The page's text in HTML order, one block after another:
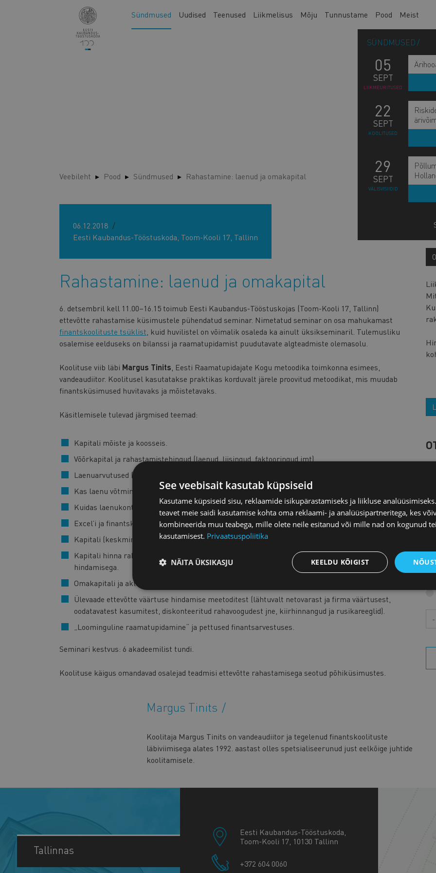
Main
navigation
Sündmused Uudised Teenused Liikmelisus Mõju Tunnustame Pood Meist
SÜNDMUSED
05
SEPT
LIIKMEÜRITUSED
22
SEPT
KOOLITUSED
29
SEPT
VÄLISVISIIDID
Veebileht Pood Sündmused Rahastamine: laenud ja omakapital
06.12.2018
Eesti Kaubandus-Tööstuskoda, Toom-Kooli 17, Tallinn
Rahastamine: laenud ja omakapital
6. detsembril kell 11.00–16.15 toimub Eesti Kaubandus-Tööstuskojas (Toom-Kooli 17, Tallinn)
ettevõtte rahastamise küsimustele pühendatud seminar. Nimetatud seminar on osa mahukamast
finantskoolituste tsüklist , kuid huvilistel on võimalik osaleda ka ainult üksikseminaril. Tulemusliku
osalemise eelduseks on bilanssi ja raamatupidamist puudutavate algteadmiste olemasolu.
Koolituse viib läbi Margus Tinits , Eesti Raamatupidajate Kogu metoodika toimkonna esimees,
vandeaudiitor. Koolitusel kasutatakse praktikas korduvalt järele proovitud metoodikat, mis muudab
finantsküsimused huvitavaks ja mõistetavaks.
Käsitlemisele tulevad järgmised teemad:
Kapitali mõiste ja koosseis.
Võõrkapital ja rahastamistehingud (laenud, liisingud, faktooringud jmt).
Laenuarvutused (põhiosa, intressid, laenumaksed, intressimäärad jmt).
Kas laenu võtmine on kasulik või kahjulik?
Kuidas laenukontorid intressiarvestustega vassivad?
Excel’i ja finantskalkulaatori kasutamine investeeringute ja laenude arvestamisel.
Kapitali (keskmine) hind (WACC, CAPM).
Kapitali hinna rakendused (EVA, ROCE) ning seosed finantsanalüüsi ja ettevõtte väärtuse
hindamisega.
Omakapitali ja aktsiate suhtarvud.
Ülevaade ettevõtte väärtuse hindamise meetoditest (lähtuvalt netovarast ja firma väärtusest,
oodatavatest kasumitest, diskonteeritud rahavoogudest jne, kiirhinnangud ja rusikareeglid).
„Loominguline raamatupidamine“ ja pettused finantsarvestuses.
Seminari kestvus: 6 akadeemilist tundi.
Koolituse käigus omandavad osalejad teadmisi ettevõtte rahastamisega seotud põhiküsimustes.
Margus Tinits
Koolitaja Margus Tinits on vandeaudiitor ja tegelenud finantskoolituste
läbiviimisega alates 1992. aastast olles spetsialiseerunud just eelkõige juhtide
koolitamisele.
Tallinnas
Eesti Kaubandus-Tööstuskoda,
Toom-Kooli 17, 10130 Tallinn
+372 604 0060
See veebisait kasutab küpsiseid
Kasutame küpsiseid sisu, reklaamide isikupärastamiseks ja liikluse
teavet meie saidi kasutamise kohta oma reklaami- ja analüüsipartneritega, kes
kombineerida muu teabega, mille olete neile esitanud või mille nad on kogunud
kasutamisest. Privaatsuspoliitika
KEELDU KÕIGIST
NÄITA ÜKSIKASJU